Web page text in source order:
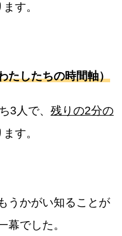
す。
たしたちの時間軸）
3人で、 残りの2分の
す。
うかがい知ることが
幕でした。